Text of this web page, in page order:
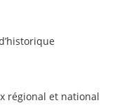
régional et national